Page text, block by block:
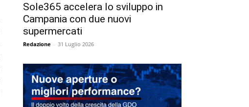
Sole365 accelera lo sviluppo in
Campania con due nuovi
supermercati
Redazione - 31 Luglio 2026